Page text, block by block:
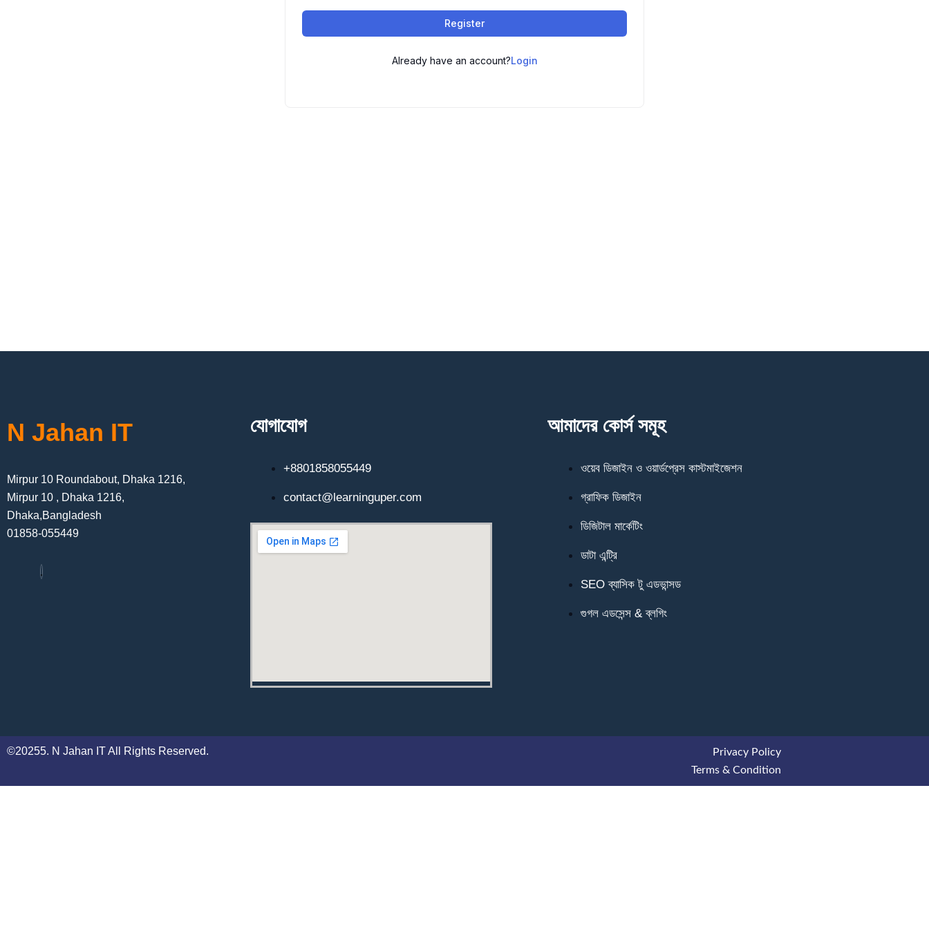
Register
Already have an account?Login
N Jahan IT
Mirpur 10 Roundabout, Dhaka 1216,
Mirpur 10 , Dhaka 1216,
Dhaka,Bangladesh
01858-055449
যোগাযোগ
+8801858055449
contact@learninguper.com
আমাদের কোর্স সমূহ
ওয়েব ডিজাইন ও ওয়ার্ডপ্রেস কাস্টমাইজেশন
গ্রাফিক ডিজাইন
ডিজিটাল মার্কেটিং
ডাটা এন্ট্রি
SEO ব্যাসিক টু এডভান্সড
গুগল এডসেন্স & ব্লগিং
©20255. N Jahan IT All Rights Reserved.
Privacy Policy
Terms & Condition